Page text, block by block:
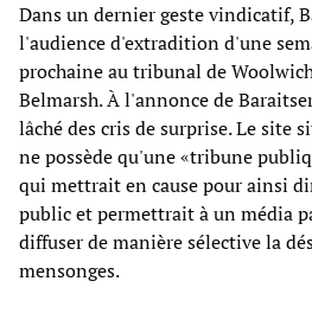
Dans un dernier geste vindicatif,
l'audience d'extradition d'une
prochaine au tribunal de
Belmarsh. À l'annonce de
lâché des cris de surprise. Le site
ne possède qu'une «tribune
qui mettrait en cause pour ainsi
public et permettrait à un média
diffuser de manière sélective la
mensonges.